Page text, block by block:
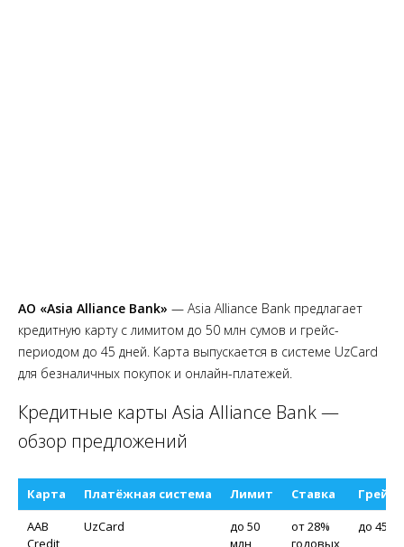
АО «Asia Alliance Bank» — Asia Alliance Bank предлагает
кредитную карту с лимитом до 50 млн сумов и грейс-
периодом до 45 дней. Карта выпускается в системе UzCard
для безналичных покупок и онлайн-платежей.
Кредитные карты Asia Alliance Bank —
обзор предложений
Карта Платёжная система Лимит Ставка
AAB
Credit
UzCard
до 50
млн
от 28%
годовых
до 45